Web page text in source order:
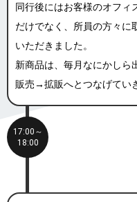
同⾏後にはお客様のオフィ
だけでなく、所員の⽅々に
いただきました。
新商品は、毎⽉なにかし
販売→拡販へとつなげてい
17:00～
18:00